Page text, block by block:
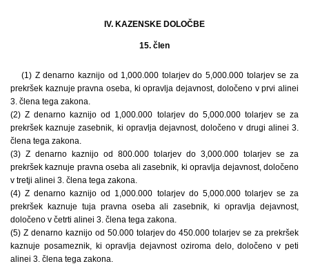
IV. KAZENSKE DOLOČBE
15. člen
(1) Z denarno kaznijo od 1,000.000 tolarjev do 5,000.000 tolarjev se za
prekršek kaznuje pravna oseba, ki opravlja dejavnost, določeno v prvi alinei
3. člena tega zakona.
(2) Z denarno kaznijo od 1,000.000 tolarjev do 5,000.000 tolarjev se za
prekršek kaznuje zasebnik, ki opravlja dejavnost, določeno v drugi alinei 3.
člena tega zakona.
(3) Z denarno kaznijo od 800.000 tolarjev do 3,000.000 tolarjev se za
prekršek kaznuje pravna oseba ali zasebnik, ki opravlja dejavnost, določeno
v tretji alinei 3. člena tega zakona.
(4) Z denarno kaznijo od 1,000.000 tolarjev do 5,000.000 tolarjev se za
prekršek kaznuje tuja pravna oseba ali zasebnik, ki opravlja dejavnost,
določeno v četrti alinei 3. člena tega zakona.
(5) Z denarno kaznijo od 50.000 tolarjev do 450.000 tolarjev se za prekršek
kaznuje posameznik, ki opravlja dejavnost oziroma delo, določeno v peti
alinei 3. člena tega zakona.